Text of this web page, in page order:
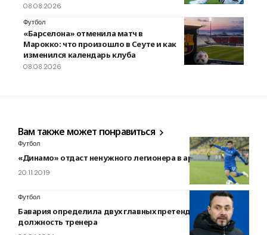
08.08.2026
Футбол
«Барселона» отменила матч в
Марокко: что произошло в Сеуте и как
изменился календарь клуба
08.08.2026
Вам также может понравиться
Футбол
«Динамо» отдаст ненужного легионера в аренду
20.11.2019
Футбол
Бавария определила двух главных претендентов на
должность тренера